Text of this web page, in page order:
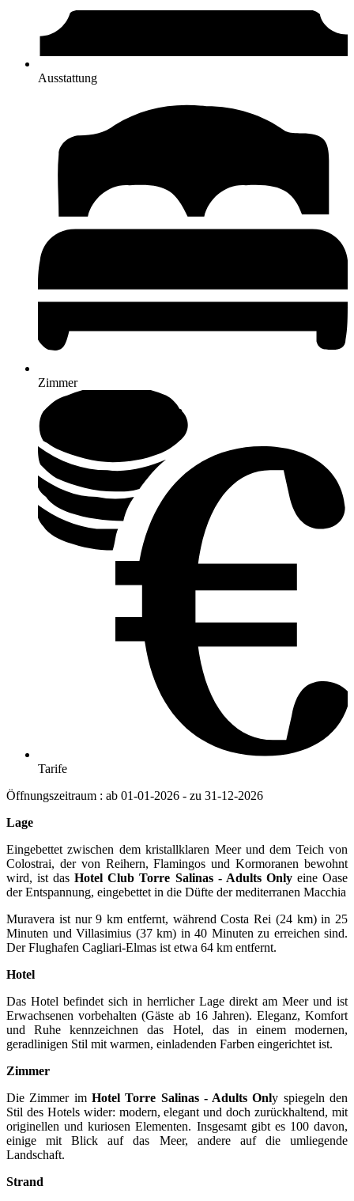
Ausstattung
Zimmer
Tarife
Öffnungszeitraum : ab 01-01-2026 - zu 31-12-2026
Lage
Eingebettet zwischen dem kristallklaren Meer und dem Teich von
Colostrai, der von Reihern, Flamingos und Kormoranen bewohnt
wird, ist dasHotel Club Torre Salinas - Adults Onlyeine Oase
der Entspannung, eingebettet in die Düfte der mediterranen Macchia
Muravera ist nur 9 km entfernt, während Costa Rei (24 km) in 25
Minuten und Villasimius (37 km) in 40 Minuten zu erreichen sind.
Der Flughafen Cagliari-Elmas ist etwa 64 km entfernt.
Hotel
Das Hotel befindet sich in herrlicher Lage direkt am Meer und ist
Erwachsenen vorbehalten (Gäste ab 16 Jahren). Eleganz, Komfort
und Ruhe kennzeichnen das Hotel, das in einem modernen,
geradlinigen Stil mit warmen, einladenden Farben eingerichtet ist.
Zimmer
Die Zimmer im Hotel Torre Salinas - Adults Only spiegeln den
Stil des Hotels wider: modern, elegant und doch zurückhaltend, mit
originellen und kuriosen Elementen. Insgesamt gibt es 100 davon,
einige mit Blick auf das Meer, andere auf die umliegende
Landschaft.
Strand